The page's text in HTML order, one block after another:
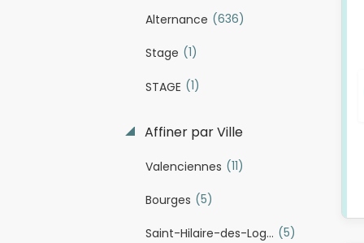
Alternance (636)
Stage (1)
STAGE (1)
Affiner par Ville
Valenciennes (11)
Bourges (5)
Saint-Hilaire-des-Loges (5)